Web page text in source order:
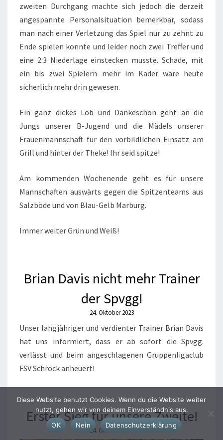
zweiten Durchgang machte sich jedoch die derzeit
angespannte Personalsituation bemerkbar, sodass
man nach einer Verletzung das Spiel nur zu zehnt zu
Ende spielen konnte und leider noch zwei Treffer und
eine 2:3 Niederlage einstecken musste. Schade, mit
ein bis zwei Spielern mehr im Kader wäre heute
sicherlich mehr drin gewesen.
Ein ganz dickes Lob und Dankeschön geht an die
Jungs unserer B-Jugend und die Mädels unserer
Frauenmannschaft für den vorbildlichen Einsatz am
Grill und hinter der Theke! Ihr seid spitze!
Am kommenden Wochenende geht es für unsere
Mannschaften auswärts gegen die Spitzenteams aus
Salzböde und von Blau-Gelb Marburg.
Immer weiter Grün und Weiß!
Brian Davis nicht mehr Trainer
der Spvgg!
24. Oktober 2023
Unser langjähriger und verdienter Trainer Brian Davis
hat uns informiert, dass er ab sofort die Spvgg.
verlässt und beim angeschlagenen Gruppenligaclub
FSV Schröck anheuert!
Erster Sieg für unsere Zweite!
24. Oktober 2023
Diese Website benutzt Cookies. Wenn du die Website weiter
nutzt, gehen wir von deinem Einverständnis aus.
OK
Nein Datenschutzerklärung